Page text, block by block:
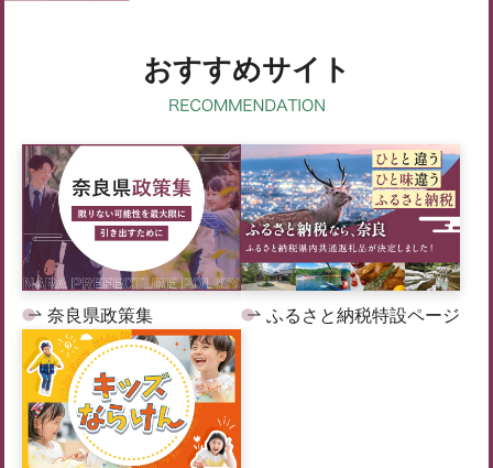
おすすめサイト
奈良県政策集 ふるさと納税特設ページ